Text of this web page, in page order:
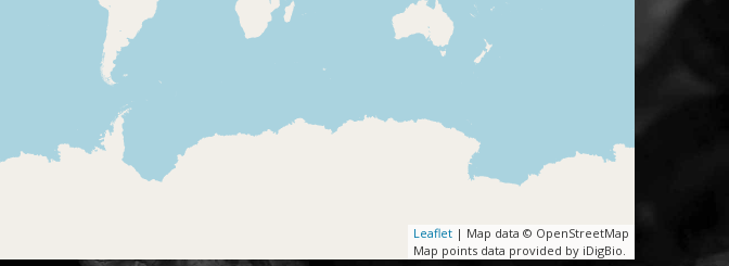
Leaflet | Map data © OpenStreetMap
Map points data provided by iDigBio.